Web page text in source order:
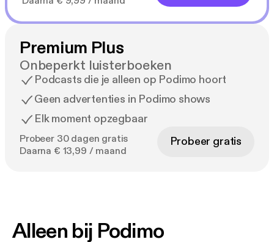
Premium Plus
Onbeperkt luisterboeken
Podcasts die je alleen op Podimo hoort
Geen advertenties in Podimo shows
Elk moment opzegbaar
Probeer 30 dagen gratis
Daarna € 13,99 / maand
Probeer gratis
Alleen bij Podimo